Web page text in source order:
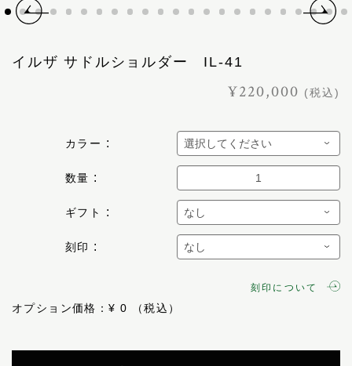
イルザ サドルショルダー IL-41
¥220,000 (税込)
カラー
数量
ギフト
刻印
刻印について
オプション価格：¥ 0